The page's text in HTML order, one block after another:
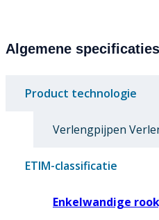
Algemene specificaties
Product technologie
Verlengpijpen
ETIM-classificatie
Enkelwandige